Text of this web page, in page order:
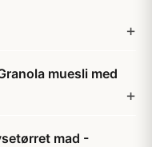
muesli med
mad -